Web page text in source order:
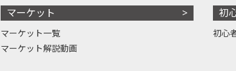
マーケット
マーケット一覧
マーケット解説動画
初
初心